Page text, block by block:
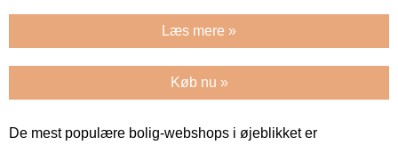
Læs mere »
Køb nu »
De mest populære bolig-webshops i øjeblikket er